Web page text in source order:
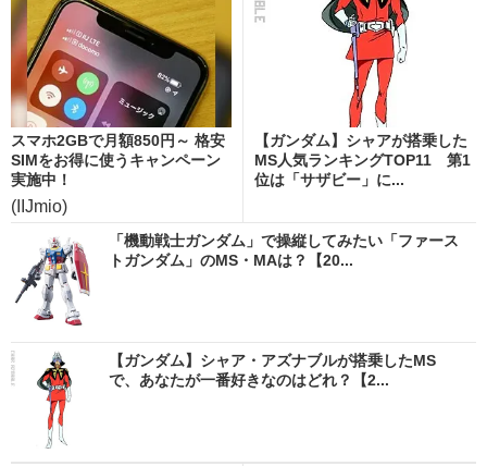
スマホ2GBで月額850円～ 格安
SIMをお得に使うキャンペーン
実施中！
(IIJmio)
【ガンダム】シャアが搭乗した
MS人気ランキングTOP11 第1
位は「サザビー」に...
「機動戦士ガンダム」で操縦してみたい「ファース
トガンダム」のMS・MAは？【20...
【ガンダム】シャア・アズナブルが搭乗したMS
で、あなたが一番好きなのはどれ？【2...